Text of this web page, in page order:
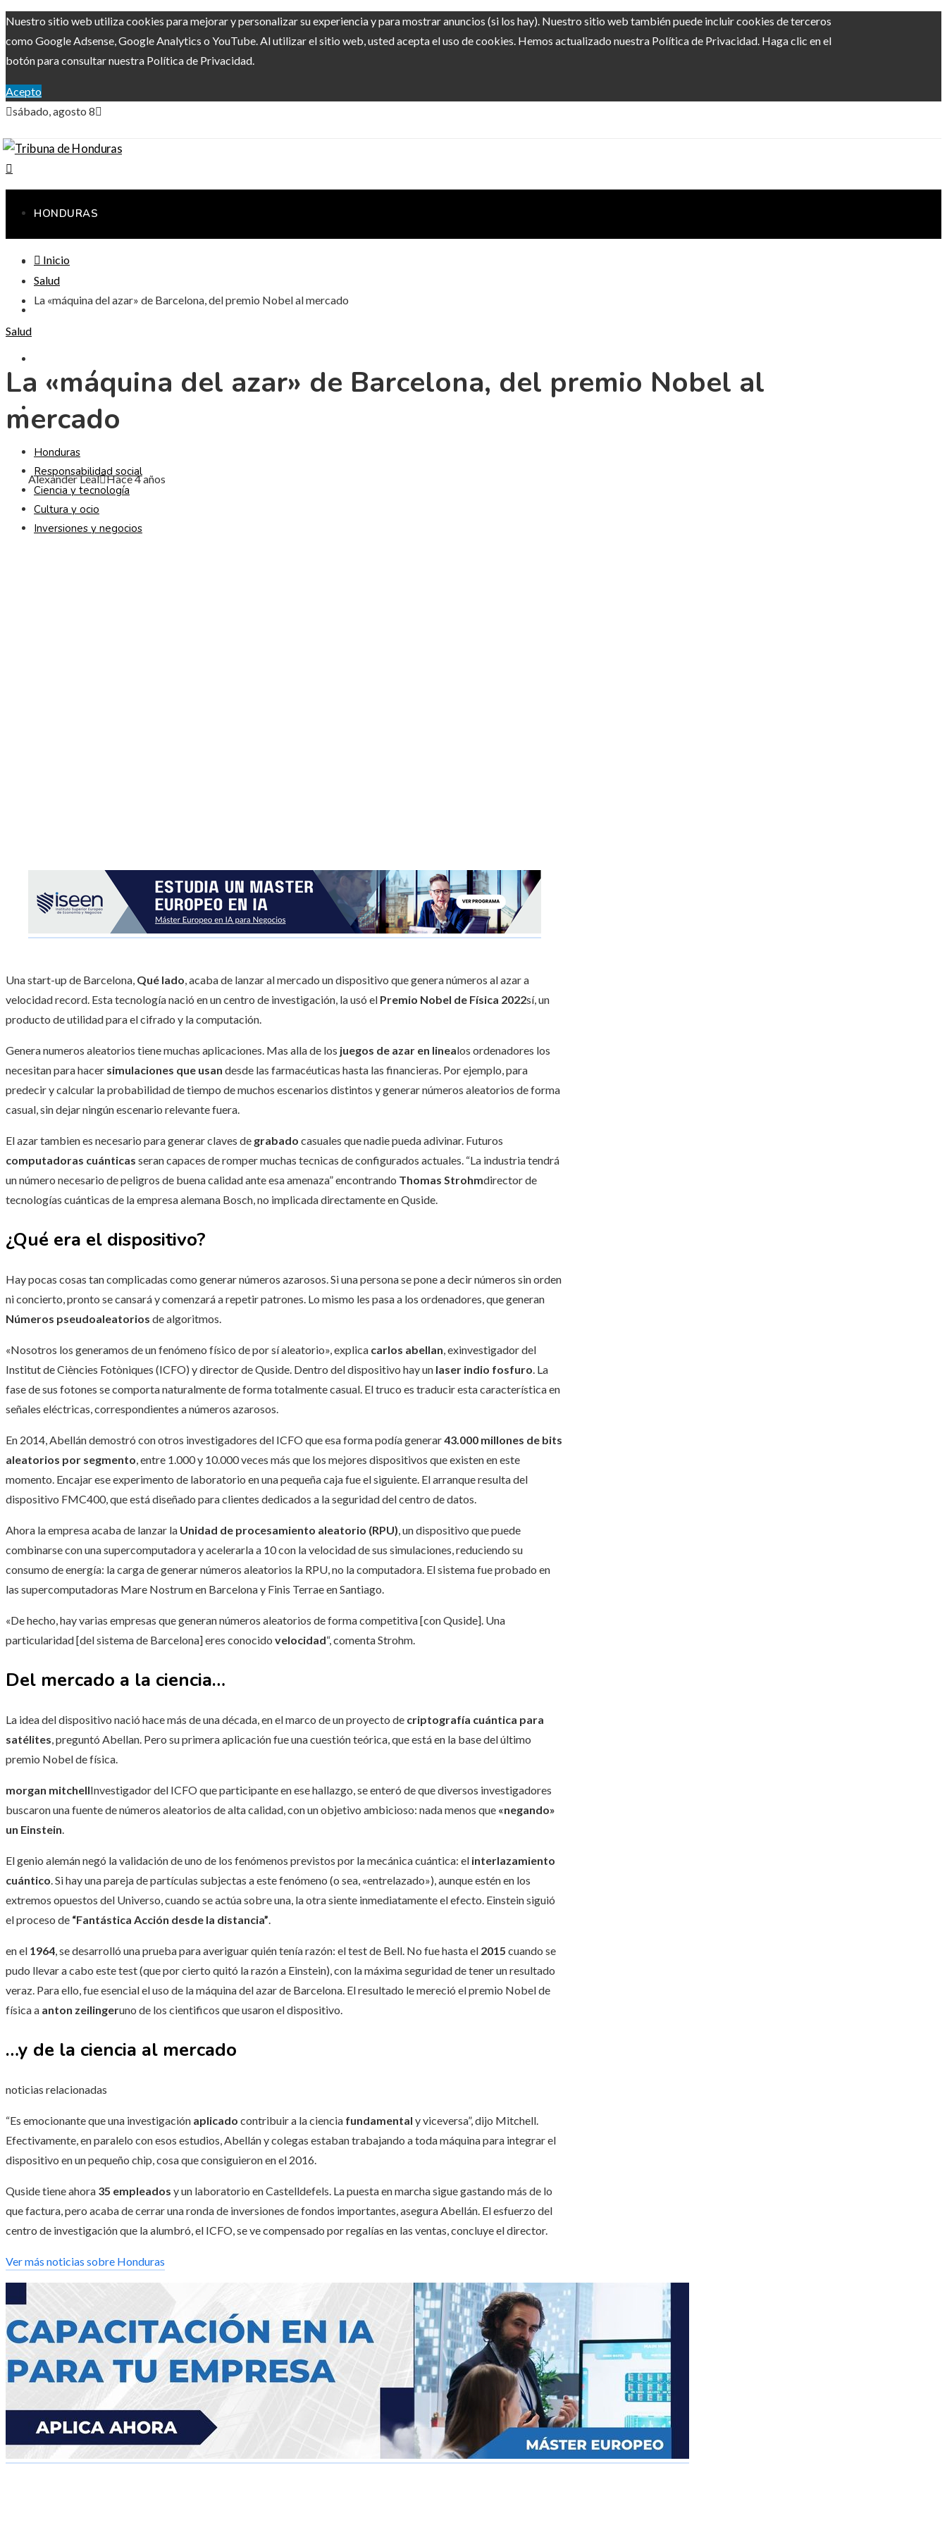
Nuestro sitio web utiliza cookies para mejorar y personalizar su experiencia y para mostrar anuncios (si los hay). Nuestro sitio web también puede incluir cookies de terceros
como Google Adsense, Google Analytics o YouTube. Al utilizar el sitio web, usted acepta el uso de cookies. Hemos actualizado nuestra Política de Privacidad. Haga clic en el
botón para consultar nuestra Política de Privacidad.
Acepto
sábado, agosto 8
HONDURAS
RESPONSABILIDAD SOCIAL
CIENCIA Y TECNOLOGÍA
INVERSIONES Y NEGOCIOS
Honduras
Responsabilidad social
Ciencia y tecnología
Cultura y ocio
Inversiones y negocios
Inicio
Salud
La «máquina del azar» de Barcelona, ​​del premio Nobel al mercado
Salud
La «máquina del azar» de Barcelona, ​​del premio Nobel al
mercado
Alexander Leal Hace 4 años
Una start-up de Barcelona, Qué lado, acaba de lanzar al mercado un dispositivo que genera números al azar a
velocidad record. Esta tecnología nació en un centro de investigación, la usó el Premio Nobel de Física 2022sí, un
producto de utilidad para el cifrado y la computación.
Genera numeros aleatorios tiene muchas aplicaciones. Mas alla de los juegos de azar en linealos ordenadores los
necesitan para hacer simulaciones que usan desde las farmacéuticas hasta las financieras. Por ejemplo, para
predecir y calcular la probabilidad de tiempo de muchos escenarios distintos y generar números aleatorios de forma
casual, sin dejar ningún escenario relevante fuera.
El azar tambien es necesario para generar claves de grabado casuales que nadie pueda adivinar. Futuros
computadoras cuánticas seran capaces de romper muchas tecnicas de configurados actuales. “La industria tendrá
un número necesario de peligros de buena calidad ante esa amenaza” encontrando Thomas Strohmdirector de
tecnologías cuánticas de la empresa alemana Bosch, no implicada directamente en Quside.
¿Qué era el dispositivo?
Hay pocas cosas tan complicadas como generar números azarosos. Si una persona se pone a decir números sin orden
ni concierto, pronto se cansará y comenzará a repetir patrones. Lo mismo les pasa a los ordenadores, que generan
Números pseudoaleatorios de algoritmos.
«Nosotros los generamos de un fenómeno físico de por sí aleatorio», explica carlos abellan, exinvestigador del
Institut de Ciències Fotòniques (ICFO) y director de Quside. Dentro del dispositivo hay un laser indio fosfuro. La
fase de sus fotones se comporta naturalmente de forma totalmente casual. El truco es traducir esta característica en
señales eléctricas, correspondientes a números azarosos.
En 2014, Abellán demostró con otros investigadores del ICFO que esa forma podía generar43.000 millones de bits
aleatorios por segmento, entre 1.000 y 10.000 veces más que los mejores dispositivos que existen en este
momento. Encajar ese experimento de laboratorio en una pequeña caja fue el siguiente. El arranque resulta del
dispositivo FMC400, que está diseñado para clientes dedicados a la seguridad del centro de datos.
Ahora la empresa acaba de lanzar la Unidad de procesamiento aleatorio (RPU), un dispositivo que puede
combinarse con una supercomputadora y acelerarla a 10 con la velocidad de sus simulaciones, reduciendo su
consumo de energía: la carga de generar números aleatorios la RPU, no la computadora. El sistema fue probado en
las supercomputadoras Mare Nostrum en Barcelona y Finis Terrae en Santiago.
«De hecho, hay varias empresas que generan números aleatorios de forma competitiva [con Quside]. Una
particularidad [del sistema de Barcelona] eres conocido velocidad“, comenta Strohm.
Del mercado a la ciencia…
La idea del dispositivo nació hace más de una década, en el marco de un proyecto de criptografía cuántica para
satélites, preguntó Abellan. Pero su primera aplicación fue una cuestión teórica, que está en la base del último
premio Nobel de física.
morgan mitchellInvestigador del ICFO que participante en ese hallazgo, se enteró de que diversos investigadores
buscaron una fuente de números aleatorios de alta calidad, con un objetivo ambicioso: nada menos que «negando»
un Einstein.
El genio alemán negó la validación de uno de los fenómenos previstos por la mecánica cuántica: el interlazamiento
cuántico. Si hay una pareja de partículas subjectas a este fenómeno (o sea, «entrelazado»), aunque estén en los
extremos opuestos del Universo, cuando se actúa sobre una, la otra siente inmediatamente el efecto. Einstein siguió
el proceso de “Fantástica Acción desde la distancia”.
en el 1964, se desarrolló una prueba para averiguar quién tenía razón: el test de Bell. No fue hasta el 2015 cuando se
pudo llevar a cabo este test (que por cierto quitó la razón a Einstein), con la máxima seguridad de tener un resultado
veraz. Para ello, fue esencial el uso de la máquina del azar de Barcelona. El resultado le mereció el premio Nobel de
física a anton zeilingeruno de los cientificos que usaron el dispositivo.
…y de la ciencia al mercado
noticias relacionadas
“Es emocionante que una investigación aplicado contribuir a la ciencia fundamental y viceversa”, dijo Mitchell.
Efectivamente, en paralelo con esos estudios, Abellán y colegas estaban trabajando a toda máquina para integrar el
dispositivo en un pequeño chip, cosa que consiguieron en el 2016.
Quside tiene ahora 35 empleados y un laboratorio en Castelldefels. La puesta en marcha sigue gastando más de lo
que factura, pero acaba de cerrar una ronda de inversiones de fondos importantes, asegura Abellán. El esfuerzo del
centro de investigación que la alumbró, el ICFO, se ve compensado por regalías en las ventas, concluye el director.
Ver más noticias sobre Honduras